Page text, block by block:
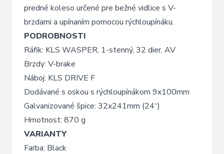
predné koleso určené pre bežné vidlice s V-
brzdami a upínaním pomocou rýchloupínáku.
PODROBNOSTI
Ráfik: KLS WASPER, 1-stenný, 32 dier, AV
Brzdy: V-brake
Náboj: KLS DRIVE F
Dodávané s oskou s rýchloupínákom 9x100mm
Galvanizované špice: 32x241mm (24“)
Hmotnost: 870 g
VARIANTY
Farba: Black